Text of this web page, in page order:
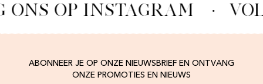
ONS OP INSTAGRAM ·
ABONNEER JE OP ONZE NIEUWSBRIEF EN ONTVANG
ONZE PROMOTIES EN NIEUWS